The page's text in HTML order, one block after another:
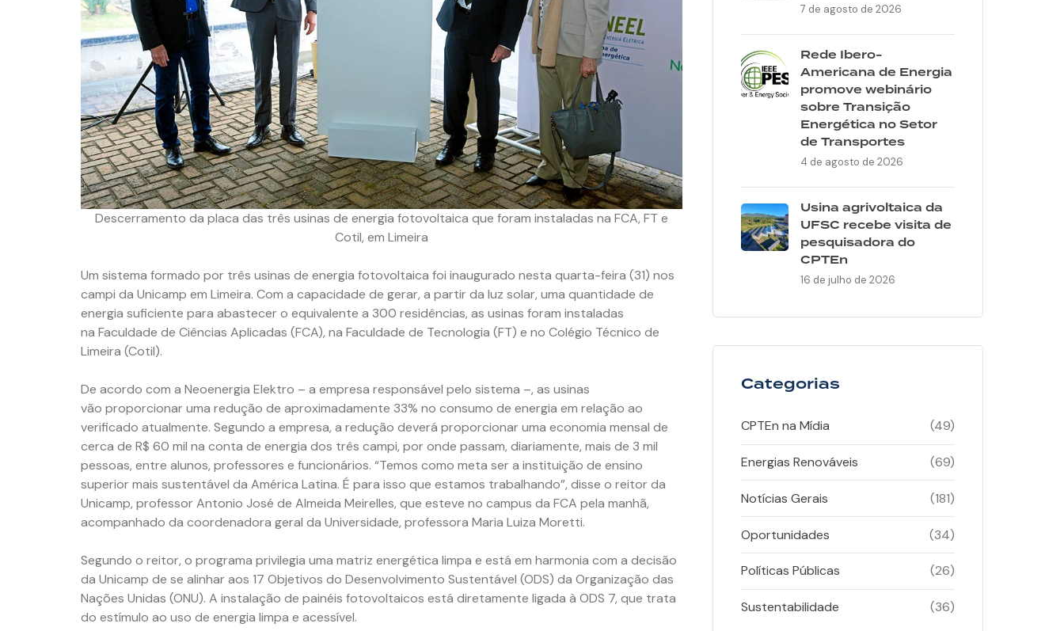
Descerramento da placa das três usinas de energia fotovoltaica que foram instaladas na FCA, FT e
Cotil, em Limeira
Um sistema formado por três usinas de energia fotovoltaica foi inaugurado nesta quarta-feira (31) nos
campi da Unicamp em Limeira. Com a capacidade de gerar, a partir da luz solar, uma quantidade de
energia suficiente para abastecer o equivalente a 300 residências, as usinas foram instaladas
na Faculdade de Ciências Aplicadas (FCA), na Faculdade de Tecnologia (FT) e no Colégio Técnico de
Limeira (Cotil).
De acordo com a Neoenergia Elektro – a empresa responsável pelo sistema –, as usinas
vão proporcionar uma redução de aproximadamente 33% no consumo de energia em relação ao
verificado atualmente. Segundo a empresa, a redução deverá proporcionar uma economia mensal de
cerca de R$ 60 mil na conta de energia dos três campi, por onde passam, diariamente, mais de 3 mil
pessoas, entre alunos, professores e funcionários. “Temos como meta ser a instituição de ensino
superior mais sustentável da América Latina. É para isso que estamos trabalhando”, disse o reitor da
Unicamp, professor Antonio José de Almeida Meirelles, que esteve no campus da FCA pela manhã,
acompanhado da coordenadora geral da Universidade, professora Maria Luiza Moretti.
Segundo o reitor, o programa privilegia uma matriz energética limpa e está em harmonia com a decisão
da Unicamp de se alinhar aos 17 Objetivos do Desenvolvimento Sustentável (ODS) da Organização das
Nações Unidas (ONU). A instalação de painéis fotovoltaicos está diretamente ligada à ODS 7, que trata
do estímulo ao uso de energia limpa e acessível.
7 de agosto de 2026
Rede Ibero-
Americana de Energia
promove webinário
sobre Transição
Energética no Setor
de Transportes
4 de agosto de 2026
Usina agrivoltaica da
UFSC recebe visita de
pesquisadora do
CPTEn
16 de julho de 2026
Categorias
CPTEn na Mídia (49)
Energias Renováveis (69)
Notícias Gerais (181)
Oportunidades (34)
Políticas Públicas (26)
Sustentabilidade (36)